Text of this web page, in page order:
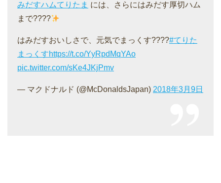
みだすハムてりたま には、さらにはみだす厚切ハム
まで????
はみだすおいしさで、元気でまっくす????#てりた
まっくすhttps://t.co/YyRpdMqYAo
pic.twitter.com/sKe4JKjPmv
— マクドナルド (@McDonaldsJapan) 2018年3月9日